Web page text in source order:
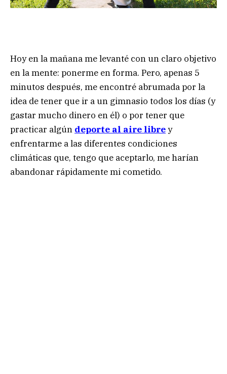
Hoy en la mañana me levanté con un claro objetivo
en la mente: ponerme en forma. Pero, apenas 5
minutos después, me encontré abrumada por la
idea de tener que ir a un gimnasio todos los días (y
gastar mucho dinero en él) o por tener que
practicar algún deporte al aire librey
enfrentarme a las diferentes condiciones
climáticas que, tengo que aceptarlo, me harían
abandonar rápidamente mi cometido.